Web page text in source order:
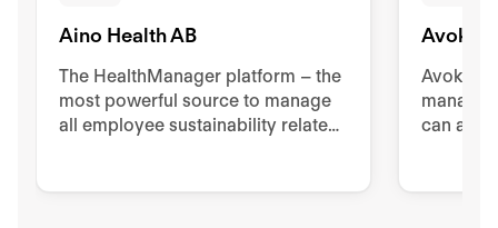
Aino Health AB
The HealthManager platform – the
most powerful source to manage
all employee sustainability related
can
signing,